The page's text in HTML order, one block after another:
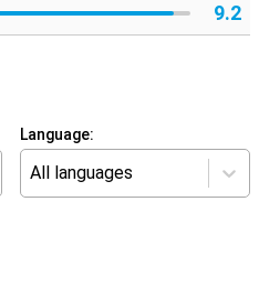
9.2
Language:
All languages